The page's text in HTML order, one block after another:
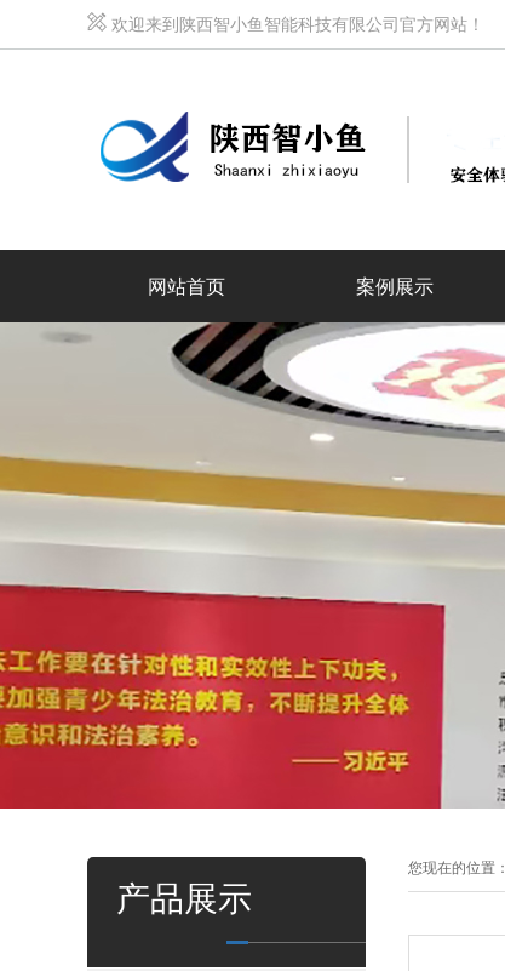
欢迎来到陕西智小鱼智能科技有限公司官方网站！
网站首页 案例展示
产品展示
您现在的位置：